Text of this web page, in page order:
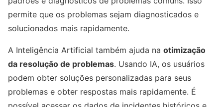
permite que os problemas sejam diagnosticados e
solucionados mais rapidamente.
A Inteligência Artificial também ajuda na otimização
da resolução de problemas. Usando IA, os usuários
podem obter soluções personalizadas para seus
problemas e obter respostas mais rapidamente. É